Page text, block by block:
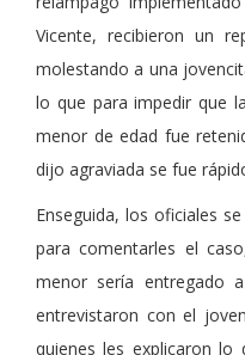
Vicente, recibieron un
molestando a una
lo que para impedir que
menor de edad fue
dijo agraviada se fue
Enseguida, los oficiales
para comentarles el
menor sería entregado
entrevistaron con el
quienes les explicaron lo